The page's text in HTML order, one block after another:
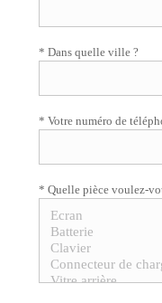
* Dans quelle ville ?
* Votre numéro de
* Quelle pièce voulez-